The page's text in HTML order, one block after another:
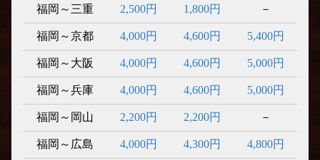
福岡～三重 2,500円 1,800円 －
福岡～京都 4,000円 4,600円 5,400円
福岡～大阪 4,000円 4,600円 5,000円
福岡～兵庫 4,000円 4,600円 5,000円
福岡～岡山 2,200円 2,200円 －
福岡～広島 4,000円 4,300円 4,800円